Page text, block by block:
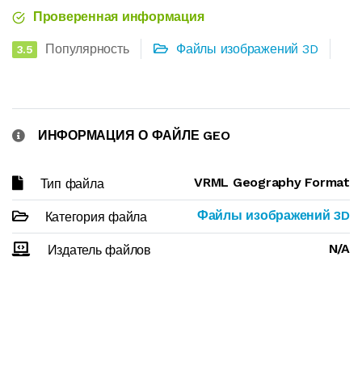
Проверенная информация
3.5 Популярность Файлы изображений 3D
ИНФОРМАЦИЯ О ФАЙЛЕ GEO
Тип файла VRML Geography Format
Категория файла Файлы изображений 3D
Издатель файлов N/A